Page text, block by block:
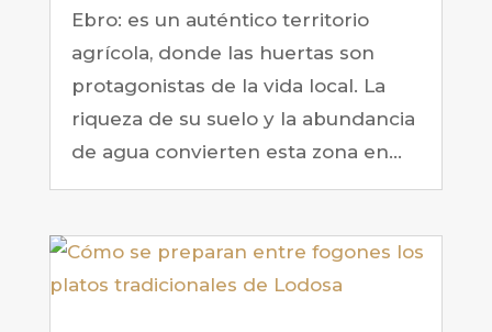
Ebro: es un auténtico territorio
agrícola, donde las huertas son
protagonistas de la vida local. La
riqueza de su suelo y la abundancia
de agua convierten esta zona en...